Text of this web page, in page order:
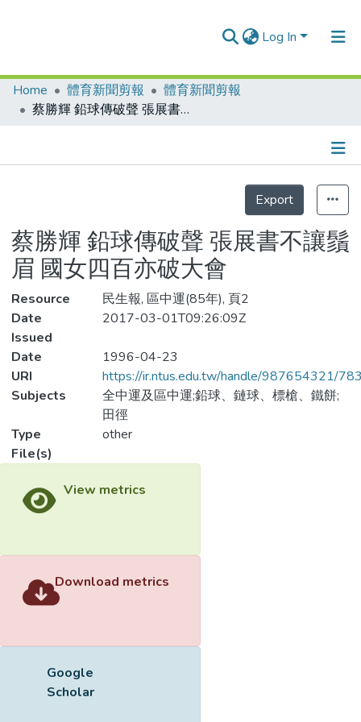
Log In
Communities & Collections
Statistics
Home 體育新聞剪報
體育新聞剪報
蔡勝輝 鉛球傳破聲 張展書不讓鬚眉 國女四百亦破大會
Export
蔡勝輝 鉛球傳破聲 張展書不讓鬚
眉 國女四百亦破大會
Resource
民生報, 區中運(85年), 頁2
Date
Issued
2017-03-01T09:26:09Z
Date
1996-04-23
URI
https://ir.ntus.edu.tw/handle/987654321/
Subjects
全中運及區中運;鉛球、鏈球、標槍、鐵餅;
田徑
Type
other
File(s)
View metrics
Download metrics
Google
Scholar